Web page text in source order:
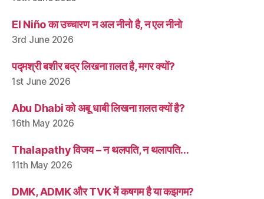
El Niño का उच्चारण न अल नीनो है, न एल नीनो
3rd June 2026
पद्मश्री बशीर बद्र लिखना ग़लत है, मगर क्यों?
1st June 2026
Abu Dhabi को अबू धाबी लिखना ग़लत क्यों है?
16th May 2026
Thalapathy विजय – न थलपति, न थलापति…
11th May 2026
DMK, ADMK और TVK में कषगम है या कझगम?